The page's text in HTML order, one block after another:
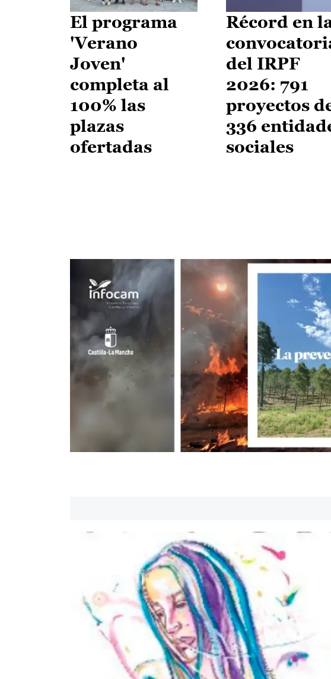
El programa
'Verano
Joven'
completa al
100% las
plazas
ofertadas
Récord en
del IRPF
2026: 791
proyectos
336
sociales